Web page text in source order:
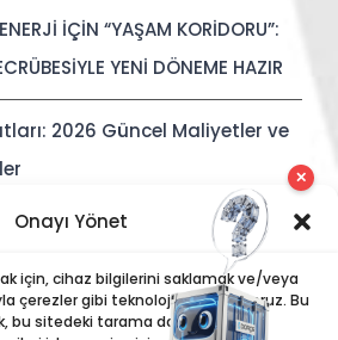
Onayı Yönet
için, cihaz bilgilerini saklamak ve/veya
çerezler gibi teknolojiler kullanıyoruz. Bu
bu sitedeki tarama davranışı veya
İÇİN “YAŞAM KORİDORU”:
YENİ DÖNEME HAZIR
2026 Güncel Maliyetler ve
Güvenli, Entegre ve Hızlı İnşa
Yapıları
✕